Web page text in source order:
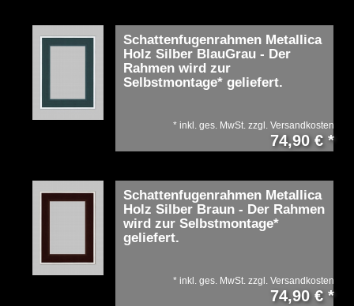
Schattenfugenrahmen Metallica
Holz Silber BlauGrau - Der
Rahmen wird zur
Selbstmontage* geliefert.
74,90 € *
* inkl. ges. MwSt. zzgl. Versandkosten
Schattenfugenrahmen Metallica
Holz Silber Braun - Der Rahmen
wird zur Selbstmontage*
geliefert.
74,90 € *
* inkl. ges. MwSt. zzgl. Versandkosten